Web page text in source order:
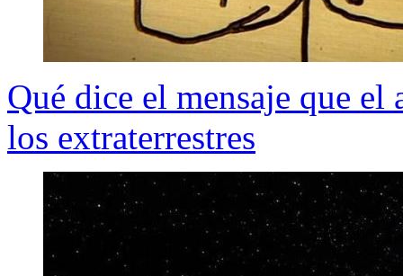
Qué dice el mensaje que
los extraterrestres